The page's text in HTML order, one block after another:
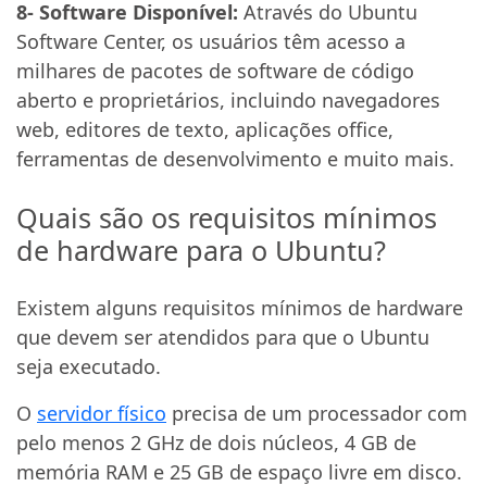
8- Software Disponível: Através do Ubuntu
Software Center, os usuários têm acesso a
milhares de pacotes de software de código
aberto e proprietários, incluindo navegadores
web, editores de texto, aplicações office,
ferramentas de desenvolvimento e muito mais.
Quais são os requisitos mínimos
de hardware para o Ubuntu?
Existem alguns requisitos mínimos de hardware
que devem ser atendidos para que o Ubuntu
seja executado.
O servidor físico precisa de um processador com
pelo menos 2 GHz de dois núcleos, 4 GB de
memória RAM e 25 GB de espaço livre em disco.